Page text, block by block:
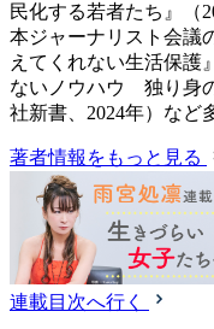
民化する若者たち』（
本ジャーナリスト会議
えてくれない生活保護
ないノウハウ 独り身
社新書、2024年）など
著者情報をもっと見る
連載目次へ行く